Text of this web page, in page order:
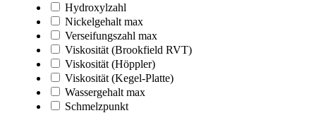
Hydroxylzahl
Nickelgehalt max
Verseifungszahl max
Viskosität (Brookfield RVT)
Viskosität (Höppler)
Viskosität (Kegel-Platte)
Wassergehalt max
Schmelzpunkt